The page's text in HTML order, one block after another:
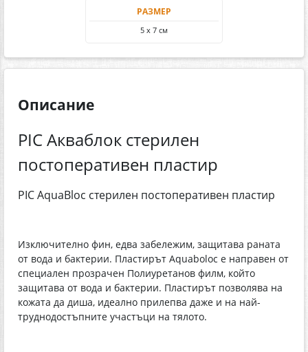
РАЗМЕР
5 х 7 см
Описание
PIC Акваблок стерилен
постоперативен пластир
PIC AquaBloc стерилен постоперативен пластир
Изключително фин, едва забележим, защитава раната
от вода и бактерии. Пластирът Аquaboloc е направен от
специален прозрачен Полиуретанов филм, който
защитава от вода и бактерии. Пластирът позволява на
кожата да диша, идеално прилепва даже и на най-
труднодостъпните участъци на тялото.